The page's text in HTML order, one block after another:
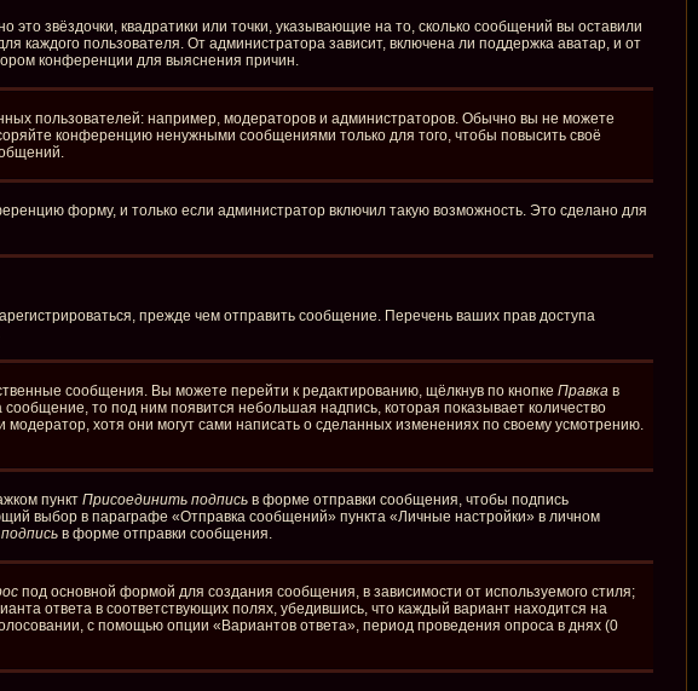
звёздочки, квадратики или точки, указывающие на то, сколько сообщений вы оставили
каждого пользователя. От администратора зависит, включена ли поддержка аватар, и от
конференции для выяснения причин.
пользователей: например, модераторов и администраторов. Обычно вы не можете
конференцию ненужными сообщениями только для того, чтобы повысить своё
форму, и только если администратор включил такую возможность. Это сделано для
прежде чем отправить сообщение. Перечень ваших прав доступа
сообщения. Вы можете перейти к редактированию, щёлкнув по кнопке Правка в
то под ним появится небольшая надпись, которая показывает количество
хотя они могут сами написать о сделанных изменениях по своему усмотрению.
пункт Присоединить подпись в форме отправки сообщения, чтобы подпись
выбор в параграфе «Отправка сообщений» пункта «Личные настройки» в личном
в форме отправки сообщения.
под основной формой для создания сообщения, в зависимости от используемого стиля;
ответа в соответствующих полях, убедившись, что каждый вариант находится на
с помощью опции «Вариантов ответа», период проведения опроса в днях (0